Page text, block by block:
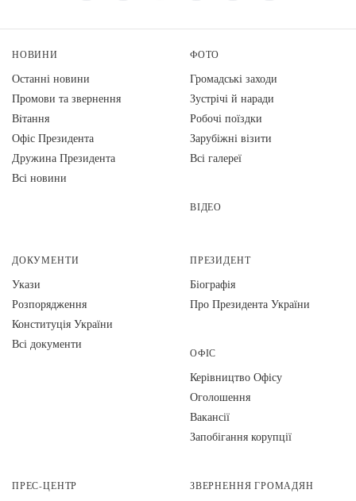
НОВИНИ
Останні новини
Промови та звернення
Вiтання
Офіс Президента
Дружина Президента
Всі новини
ФОТО
Громадські заходи
Зустрічі й наради
Робочі поїздки
Зарубіжні візити
Всі галереї
ВІДЕО
ДОКУМЕНТИ
Укази
Розпорядження
Конституція України
Всі документи
ПРЕЗИДЕНТ
Біографія
Про Президента України
ОФІС
Керівництво Офісу
Оголошення
Вакансії
Запобігання корупції
ПРЕС-ЦЕНТР ЗВЕРНЕННЯ ГРОМАДЯН